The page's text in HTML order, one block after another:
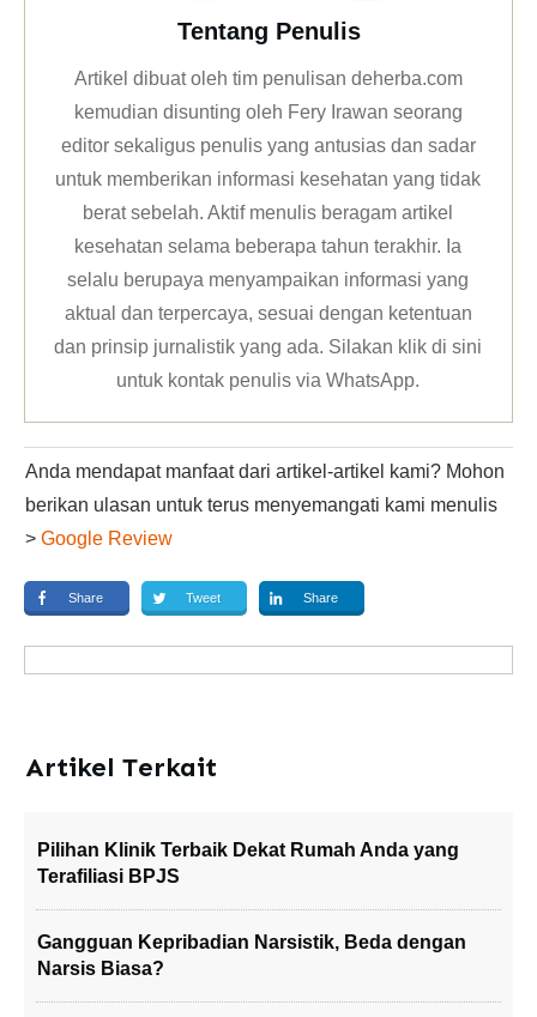
Tentang Penulis
Artikel dibuat oleh tim penulisan deherba.com
kemudian disunting oleh Fery Irawan seorang
editor sekaligus penulis yang antusias dan sadar
untuk memberikan informasi kesehatan yang tidak
berat sebelah. Aktif menulis beragam artikel
kesehatan selama beberapa tahun terakhir. Ia
selalu berupaya menyampaikan informasi yang
aktual dan terpercaya, sesuai dengan ketentuan
dan prinsip jurnalistik yang ada. Silakan klikdi sini
untuk kontak penulis via WhatsApp.
Anda mendapat manfaat dari artikel-artikel kami? Mohon
berikan ulasan untuk terus menyemangati kami menulis
> Google Review
Share Tweet Share
Artikel Terkait
Pilihan Klinik Terbaik Dekat Rumah Anda yang
Terafiliasi BPJS
Gangguan Kepribadian Narsistik, Beda dengan
Narsis Biasa?